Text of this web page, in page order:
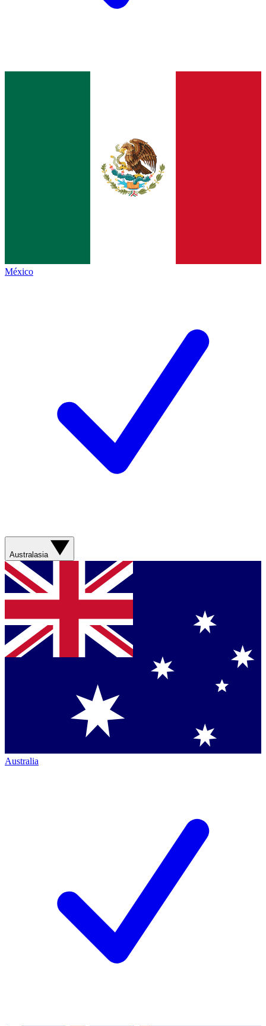
México
Australasia
Australia